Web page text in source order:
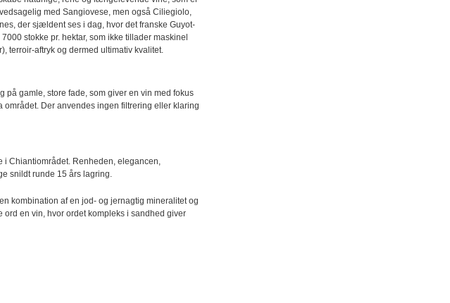
med Sangiovese, men også Ciliegiolo,
der sjældent ses i dag, hvor det franske Guyot-
stokke pr. hektar, som ikke tillader maskinel
terroir-aftryk og dermed ultimativ kvalitet.
gamle, store fade, som giver en vin med fokus
området. Der anvendes ingen filtrering eller klaring
Chiantiområdet. Renheden, elegancen,
snildt runde 15 års lagring.
kombination af en jod- og jernagtig mineralitet og
en vin, hvor ordet kompleks i sandhed giver